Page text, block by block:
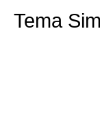
Tema